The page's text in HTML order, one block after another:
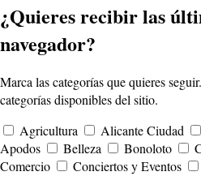
¿Quieres recibir las
navegador?
Marca las categorías que quieres
categorías disponibles del sitio.
Agricultura
Alicante Ciudad
Apodos
Belleza Bonoloto
Comercio
Conciertos y Eventos